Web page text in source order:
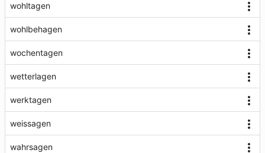
wohltagen
wohlbehagen
wochentagen
wetterlagen
werktagen
weissagen
wahrsagen